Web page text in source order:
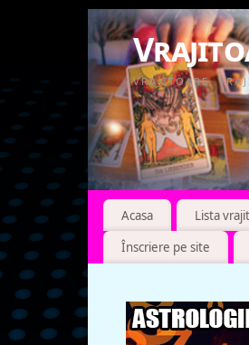
VRAJITOARE,
Acasa Lista
Înscriere pe site